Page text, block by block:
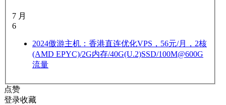
7 月
6
2024傲游主机：香港直连优化VPS，56元/月，2核
(AMD EPYC)/2G内存/40G(U.2)SSD/100M@600G
流量
点赞
登录收藏